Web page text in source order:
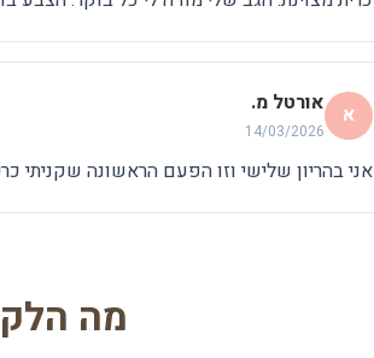
א אורטל מ.
14/03/2026
אני בהריון שלישי וזו הפעם הראשונה שקניתי
מה